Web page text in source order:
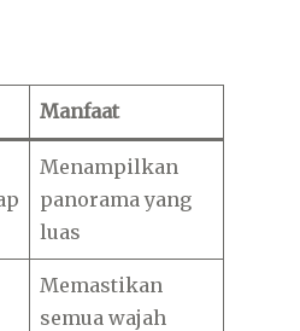
Manfaat
Menampilkan
panorama yang
luas
Memastikan
semua wajah